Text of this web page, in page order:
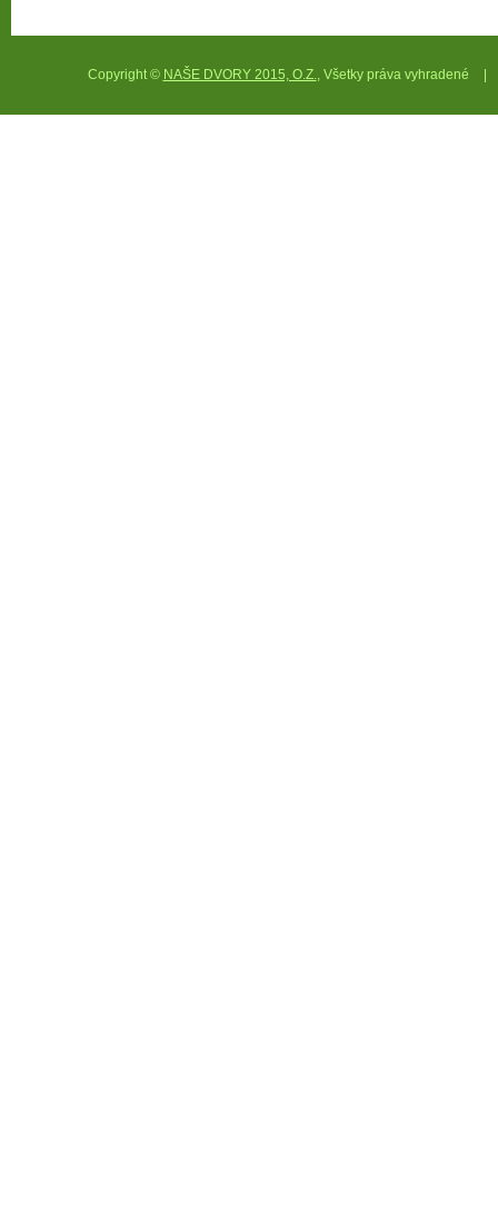
Copyright © NAŠE DVORY 2015, O.Z., Všetky práva vyhradené